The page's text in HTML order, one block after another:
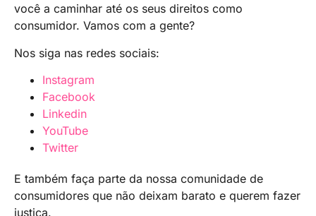
você a caminhar até os seus direitos como
consumidor. Vamos com a gente?
Nos siga nas redes sociais:
Instagram
Facebook
Linkedin
YouTube
Twitter
E também faça parte da nossa comunidade de
consumidores que não deixam barato e querem fazer
justiça.